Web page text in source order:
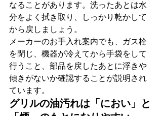
なることがあります。洗ったあとは水
分をよく拭き取り、しっかり乾かして
から戻しましょう。
メーカーのお手入れ案内でも、ガス栓
を閉じ、機器が冷えてから手袋をして
行うこと、部品を戻したあとに浮きや
傾きがないか確認することが説明され
ています。
グリルの油汚れは「におい」と